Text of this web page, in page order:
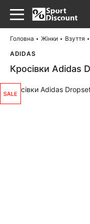
Головна Жінки Взуття
ADIDAS
Кросівки Adidas